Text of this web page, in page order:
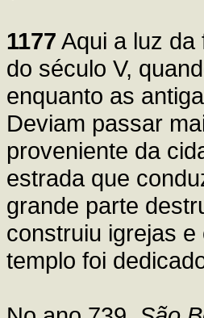
1177 Aqui a luz da
do século V,
enquanto as
Deviam passar
proveniente da
estrada que
grande parte
construiu igrejas
templo foi